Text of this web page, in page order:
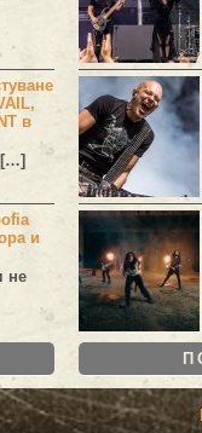
в
[…]
и
не